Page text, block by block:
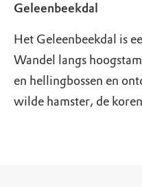
Geleenbeekdal
Het Geleenbeekdal is
Wandel langs
en hellingbossen en
wilde hamster, de